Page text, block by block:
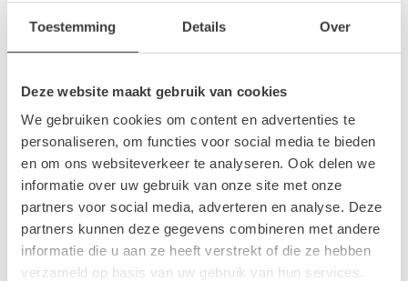
Toestemming Details Over
Deze website maakt gebruik van cookies
We gebruiken cookies om content en advertenties te
personaliseren, om functies voor social media te bieden
en om ons websiteverkeer te analyseren. Ook delen we
informatie over uw gebruik van onze site met onze
partners voor social media, adverteren en analyse. Deze
partners kunnen deze gegevens combineren met andere
informatie die u aan ze heeft verstrekt of die ze hebben
verzameld op basis van uw gebruik van hun services.
De ondertitel van JAQ luidt lunch, diner &
zijn als het niet zo was, maar ze hebben er
inderdaad verrukkelijke cocktails. 14 keuzes
uit cocktails en mocktails maakt JAQ een
echte cocktail bar.
JAQ is doordeweeks geopend van 12.00 tot
23.30 uur en in het weekend geopend van